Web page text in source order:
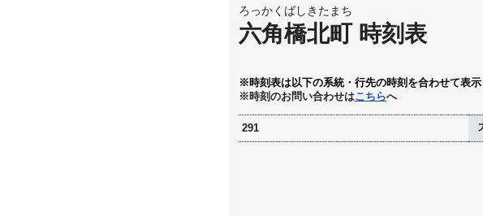
ろっかくばしきたまち
六角橋北町 時刻表
※時刻表は以下の系統・行先の時刻を合わせて表
※時刻のお問い合わせはこちらへ
291